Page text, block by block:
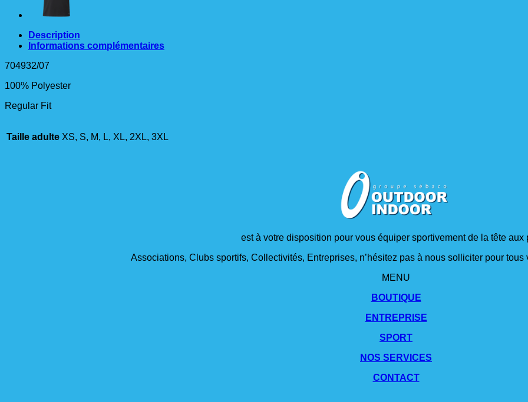
Description
Informations complémentaires
704932/07
100% Polyester
Regular Fit
Taille adulte XS, S, M, L, XL, 2XL, 3XL
est à votre disposition pour vous équiper sportivement de la tête aux
Associations, Clubs sportifs, Collectivités, Entreprises, n’hésitez pas à nous solliciter pour
MENU
BOUTIQUE
ENTREPRISE
SPORT
NOS SERVICES
CONTACT